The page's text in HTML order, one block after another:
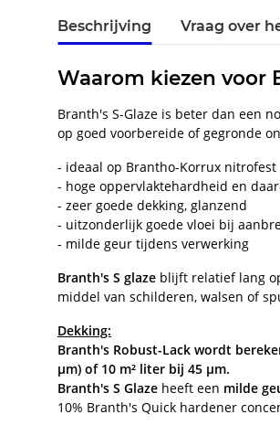
Beschrijving Vraag over
Waarom kiezen voor
Branth's S-Glaze is beter dan een
op goed voorbereide of gegronde
- ideaal op Brantho-Korrux nitrofest
- hoge oppervlaktehardheid en
- zeer goede dekking, glanzend
- uitzonderlijk goede vloei bij
- milde geur tijdens verwerking
Branth's S glaze blijft relatief lang
middel van schilderen, walsen of
Dekking:
Branth's Robust-Lack wordt
µm) of 10 m² liter bij 45 µm.
Branth's S Glaze heeft een milde
10% Branth's Quick hardener